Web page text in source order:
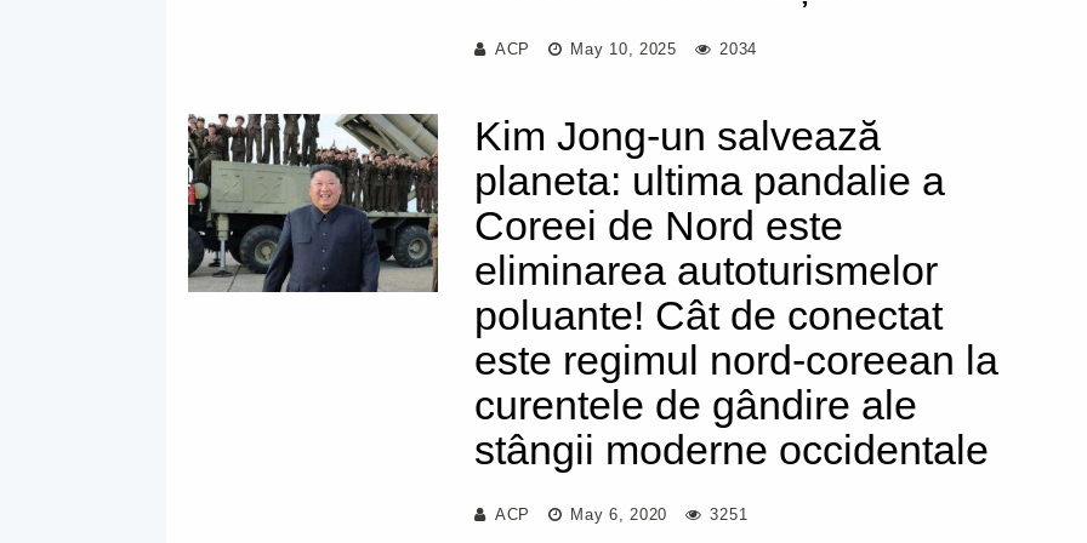
ACP May 10, 2025 2034
Kim Jong-un salvează
planeta: ultima pandalie a
Coreei de Nord este
eliminarea autoturismelor
poluante! Cât de conectat
este regimul nord-coreean la
curentele de gândire ale
stângii moderne occidentale
ACP May 6, 2020 3251